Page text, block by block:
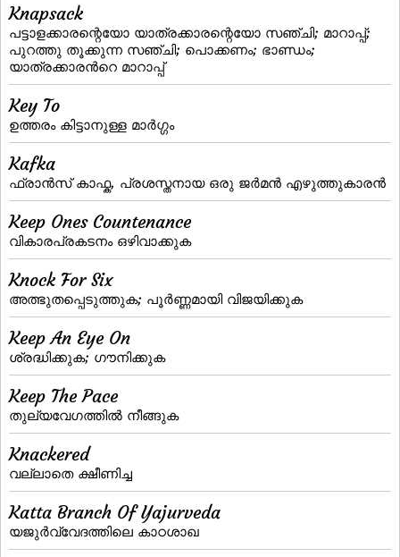
Knapsack
പട്ടാളക്കാരന്റെയോ യാത്രക്കാരന്റെയോ സഞ്ചി; മാറാപ്പ്‌;
പുറത്തു തൂക്കുന്ന സഞ്ചി; പൊക്കണം; ഭാണ്ഡം;
യാത്രക്കാരന്‍റെ മാറാപ്പ്
Key To
ഉത്തരം കിട്ടാനുള്ള മാര്‍ഗ്ഗം
Kafka
ഫ്രാന്‍സ് കാഫ്ക, പ്രശസ്തനായ ഒരു ജര്‍മന്‍ എഴുത്തുകാരന്‍
Keep Ones Countenance
വികാരപ്രകടനം ഒഴിവാക്കുക
Knock For Six
അത്ഭുതപ്പെടുത്തുക; പൂര്‍ണ്ണമായി വിജയിക്കുക
Keep An Eye On
ശ്രദ്ധിക്കുക; ഗൗനിക്കുക
Keep The Pace
തുല്യവേഗത്തില്‍ നീങ്ങുക
Knackered
വല്ലാതെ ക്ഷീണിച്ച
Katta Branch Of Yajurveda
യജുര്‍വ്വേദത്തിലെ കാഠശാഖ